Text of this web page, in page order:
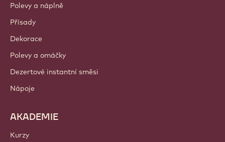
Polevy a náplně
Přísady
Dekorace
Polevy a omáčky
Dezertové instantní směsi
Nápoje
AKADEMIE
Kurzy